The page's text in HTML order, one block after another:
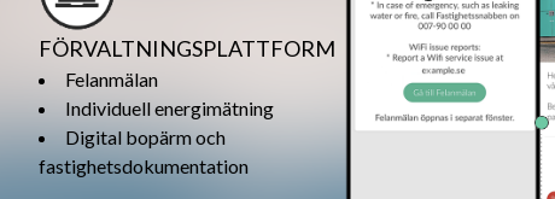
FÖRVALTNINGSPLATTFORM
Felanmälan
Individuell energimätning
Digital bopärm och
fastighetsdokumentation